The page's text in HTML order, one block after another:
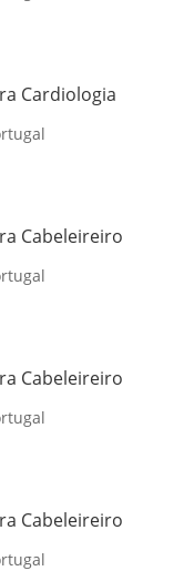
Cardiologia
Cabeleireiro
Cabeleireiro
Cabeleireiro